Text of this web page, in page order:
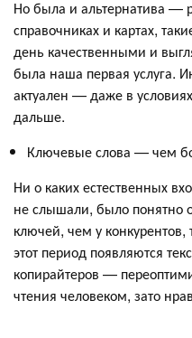
Но была и альтернатива —
справочниках и картах,
день качественными и
была наша первая услуга.
актуален — даже в
дальше.
Ключевые слова — чем
Ни о каких естественных
не слышали, было понятно
ключей, чем у
этот период появляются
копирайтеров —
чтения человеком, зато